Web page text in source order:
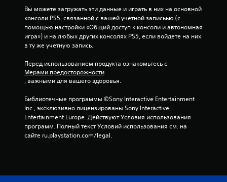
о
Вы можете загружать эти данные и играть в них на основной
консоли PS5, связанной с вашей учетной записьью (с
помощью настройки «Общий доступ к консоли и автономная
игра») и на любых других консолях PS5, если войдете на них
в ту же учетную запись.
Перед использованием продукта ознакомьтесь с
Мерами предосторожности
, важными для вашего здоровья.
Библиотечные программы ©Sony Interactive Entertainment
Inc., эксклюзивно лицензированы Sony Interactive
Entertainment Europe. Действуют Условия использования
программ. Полный текст Условий использования см. на
сайте ru.playstation.com/legal.